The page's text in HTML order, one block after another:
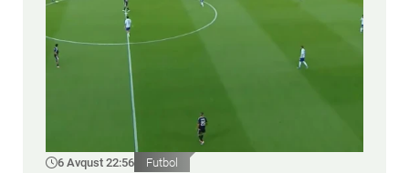
6 Avqust 22:56 Futbol